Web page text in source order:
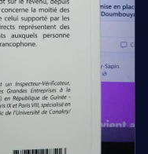
LIVRE DE